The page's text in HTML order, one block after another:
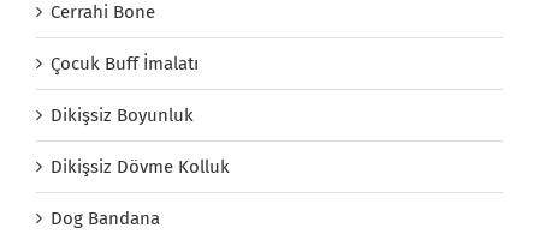
Cerrahi Bone
Çocuk Buff İmalatı
Dikişsiz Boyunluk
Dikişsiz Dövme Kolluk
Dog Bandana